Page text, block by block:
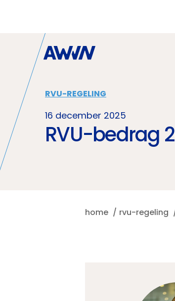
RVU-REGELING
16 december 2025
RVU-bedrag
home rvu-regeling